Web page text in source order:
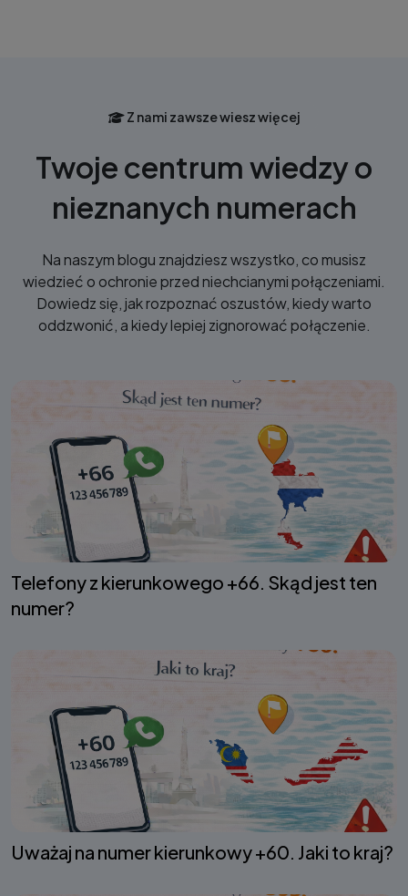
Z nami zawsze wiesz więcej
Twoje centrum wiedzy o
nieznanych numerach
Na naszym blogu znajdziesz wszystko, co musisz
wiedzieć o ochronie przed niechcianymi połączeniami.
Dowiedz się, jak rozpoznać oszustów, kiedy warto
oddzwonić, a kiedy lepiej zignorować połączenie.
Telefony z kierunkowego +66. Skąd jest ten
numer?
Uważaj na numer kierunkowy +60. Jaki to kraj?